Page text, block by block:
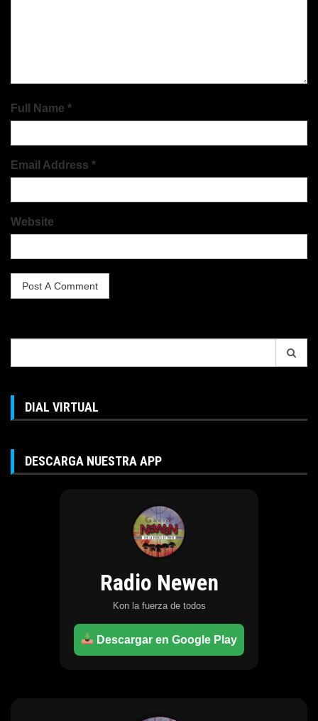
Full Name *
Email Address *
Website
for:
DIAL VIRTUAL
DESCARGA NUESTRA APP
Radio Newen
Kon la fuerza de todos
Descargar en Google Play